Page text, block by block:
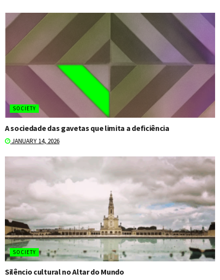
SOCIETY
A sociedade das gavetas que limita a deficiência
JANUARY 14, 2026
SOCIETY
Silêncio cultural no Altar do Mundo